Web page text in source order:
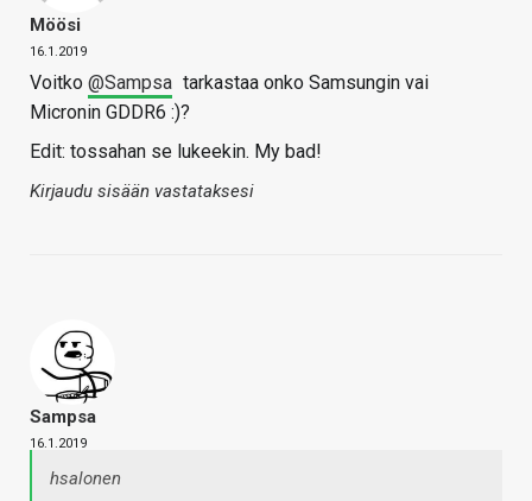
Möösi
16.1.2019
Voitko @Sampsa tarkastaa onko Samsungin vai
Micronin GDDR6 :)?
Edit: tossahan se lukeekin. My bad!
Kirjaudu sisään vastataksesi
Sampsa
16.1.2019
hsalonen